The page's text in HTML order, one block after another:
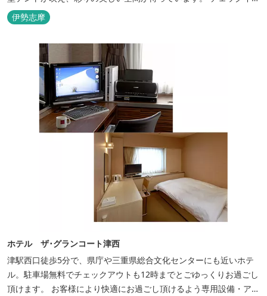
後は『ハーゲンダッツ食べ放題』 夕食は松阪牛や伊勢海老を贅沢に
使用した「三重ブランドBBQプラン」や、1人前350ｇと食べ応え
伊勢志摩
ホテル ザ･グランコート津西
津駅西口徒歩5分で、県庁や三重県総合文化センターにも近いホテ
ル。駐車場無料でチェックアウトも12時までとごゆっくりお過ごし
頂けます。 お客様により快適にお過ごし頂けるよう専用設備・アメ